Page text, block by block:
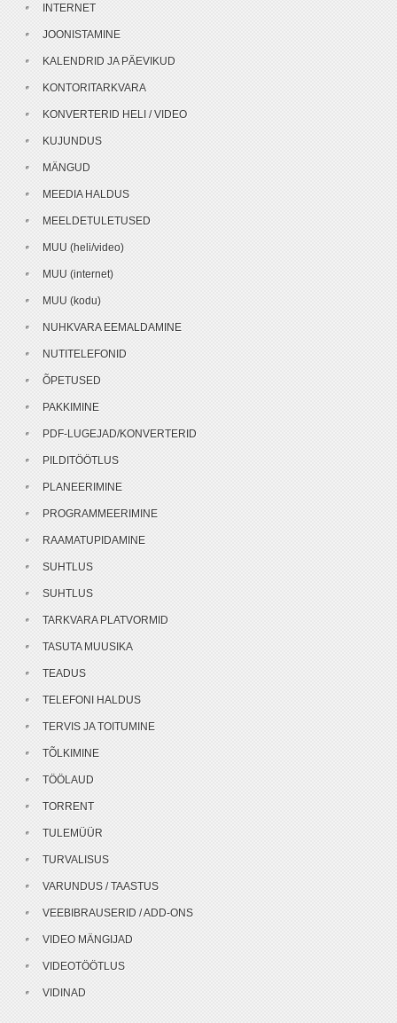
INTERNET
JOONISTAMINE
KALENDRID JA PÄEVIKUD
KONTORITARKVARA
KONVERTERID HELI / VIDEO
KUJUNDUS
MÄNGUD
MEEDIA HALDUS
MEELDETULETUSED
MUU (heli/video)
MUU (internet)
MUU (kodu)
NUHKVARA EEMALDAMINE
NUTITELEFONID
ÕPETUSED
PAKKIMINE
PDF-LUGEJAD/KONVERTERID
PILDITÖÖTLUS
PLANEERIMINE
PROGRAMMEERIMINE
RAAMATUPIDAMINE
SUHTLUS
SUHTLUS
TARKVARA PLATVORMID
TASUTA MUUSIKA
TEADUS
TELEFONI HALDUS
TERVIS JA TOITUMINE
TÕLKIMINE
TÖÖLAUD
TORRENT
TULEMÜÜR
TURVALISUS
VARUNDUS / TAASTUS
VEEBIBRAUSERID / ADD-ONS
VIDEO MÄNGIJAD
VIDEOTÖÖTLUS
VIDINAD